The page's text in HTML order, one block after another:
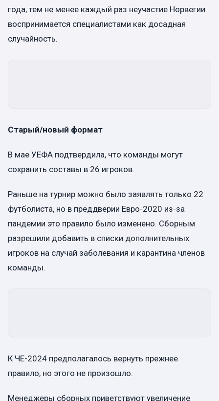
года, тем не менее каждый раз неучастие Норвегии
воспринимается специалистами как досадная
случайность.
Старый/новый формат
В мае УЕФА подтвердила, что команды могут
сохранить составы в 26 игроков.
Раньше на турнир можно было заявлять только 22
футболиста, но в преддверии Евро-2020 из-за
пандемии это правило было изменено. Сборным
разрешили добавить в списки дополнительных
игроков на случай заболевания и карантина членов
команды.
К ЧЕ-2024 предполагалось вернуть прежнее
правило, но этого не произошло.
Менеджеры сборных приветствуют увеличение